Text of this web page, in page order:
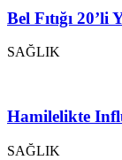
Bel Fıtığı
SAĞLIK
Hamilelikte
SAĞLIK